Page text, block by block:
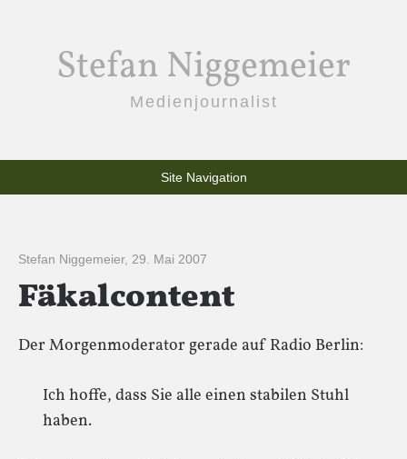
Stefan Niggemeier
Medienjournalist
Site Navigation
Stefan Niggemeier, 29. Mai 2007
Fäkalcontent
Der Morgenmoderator gerade auf Radio Berlin:
Ich hoffe, dass Sie alle einen stabilen Stuhl
haben.